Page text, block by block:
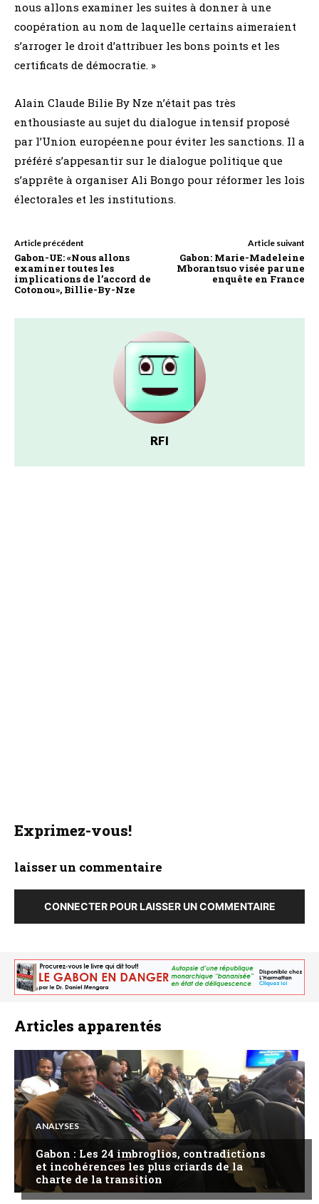
nous allons examiner les suites à donner à une
coopération au nom de laquelle certains aimeraient
s’arroger le droit d’attribuer les bons points et les
certificats de démocratie. »
Alain Claude Bilie By Nze n’était pas très
enthousiaste au sujet du dialogue intensif proposé
par l’Union européenne pour éviter les sanctions. Il a
préféré s’appesantir sur le dialogue politique que
s’apprête à organiser Ali Bongo pour réformer les lois
électorales et les institutions.
Article précédent
Gabon-UE: «Nous allons
examiner toutes les
implications de l’accord de
Cotonou», Billie-By-Nze
Article suivant
Gabon: Marie-Madeleine
Mborantsuo visée par une
enquête en France
RFI
Exprimez-vous!
laisser un commentaire
CONNECTER POUR LAISSER UN COMMENTAIRE
Articles apparentés
ANALYSES
Gabon : Les 24 imbroglios, contradictions
et incohérences les plus criards de la
charte de la transition